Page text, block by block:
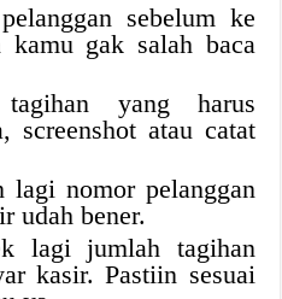
sebelum ke
kamu gak salah baca
yang harus
screenshot atau catat
lagi nomor pelanggan
udah bener.
lagi jumlah tagihan
kasir. Pastiin sesuai